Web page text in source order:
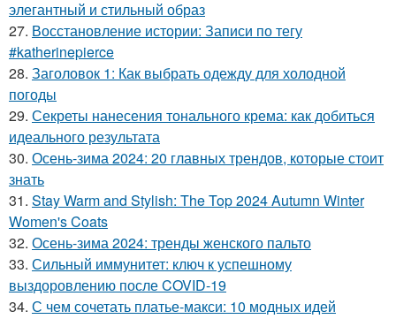
элегантный и стильный образ
27. Восстановление истории: Записи по тегу
#katherinepierce
28. Заголовок 1: Как выбрать одежду для холодной
погоды
29. Секреты нанесения тонального крема: как добиться
идеального результата
30. Осень-зима 2024: 20 главных трендов, которые стоит
знать
31. Stay Warm and Stylish: The Top 2024 Autumn Winter
Women's Coats
32. Осень-зима 2024: тренды женского пальто
33. Сильный иммунитет: ключ к успешному
выздоровлению после COVID-19
34. С чем сочетать платье-макси: 10 модных идей